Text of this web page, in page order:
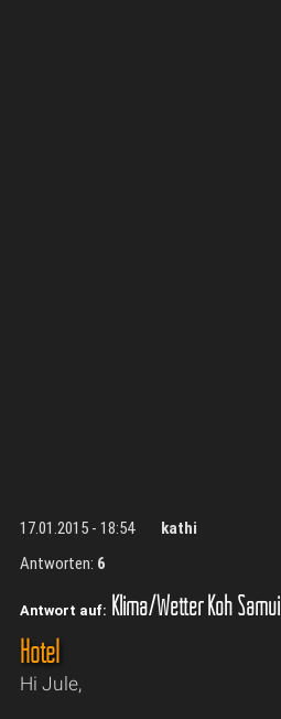
17.01.2015 - 18:54 kathi
Antworten: 6
Antwort auf: Klima/Wetter Koh Samui
Hotel
Hi Jule,